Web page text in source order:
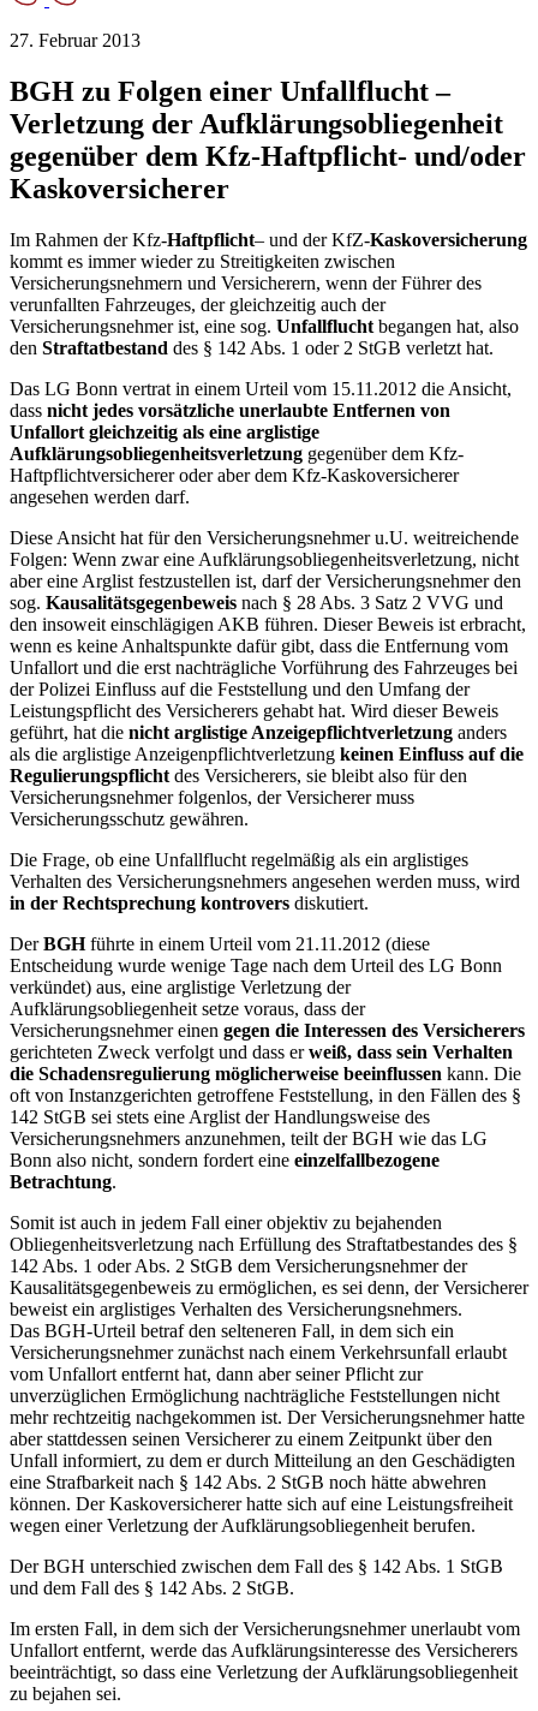
27. Februar 2013
BGH zu Folgen einer Unfallflucht –
Verletzung der Aufklärungsobliegenheit
gegenüber dem Kfz-Haftpflicht- und/oder
Kaskoversicherer
Im Rahmen der Kfz-Haftpflicht– und der KfZ-Kaskoversicherung
kommt es immer wieder zu Streitigkeiten zwischen
Versicherungsnehmern und Versicherern, wenn der Führer des
verunfallten Fahrzeuges, der gleichzeitig auch der
Versicherungsnehmer ist, eine sog. Unfallflucht begangen hat, also
den Straftatbestand des § 142 Abs. 1 oder 2 StGB verletzt hat.
Das LG Bonn vertrat in einem Urteil vom 15.11.2012 die Ansicht,
dass nicht jedes vorsätzliche unerlaubte Entfernen von
Unfallort gleichzeitig als eine arglistige
Aufklärungsobliegenheitsverletzung gegenüber dem Kfz-
Haftpflichtversicherer oder aber dem Kfz-Kaskoversicherer
angesehen werden darf.
Diese Ansicht hat für den Versicherungsnehmer u.U. weitreichende
Folgen: Wenn zwar eine Aufklärungsobliegenheitsverletzung, nicht
aber eine Arglist festzustellen ist, darf der Versicherungsnehmer den
sog. Kausalitätsgegenbeweis nach § 28 Abs. 3 Satz 2 VVG und
den insoweit einschlägigen AKB führen. Dieser Beweis ist erbracht,
wenn es keine Anhaltspunkte dafür gibt, dass die Entfernung vom
Unfallort und die erst nachträgliche Vorführung des Fahrzeuges bei
der Polizei Einfluss auf die Feststellung und den Umfang der
Leistungspflicht des Versicherers gehabt hat. Wird dieser Beweis
geführt, hat die nicht arglistige Anzeigepflichtverletzung anders
als die arglistige Anzeigenpflichtverletzung keinen Einfluss auf die
Regulierungspflicht des Versicherers, sie bleibt also für den
Versicherungsnehmer folgenlos, der Versicherer muss
Versicherungsschutz gewähren.
Die Frage, ob eine Unfallflucht regelmäßig als ein arglistiges
Verhalten des Versicherungsnehmers angesehen werden muss, wird
in der Rechtsprechung kontrovers diskutiert.
DerBGHführte in einem Urteil vom 21.11.2012 (diese
Entscheidung wurde wenige Tage nach dem Urteil des LG Bonn
verkündet) aus, eine arglistige Verletzung der
Aufklärungsobliegenheit setze voraus, dass der
Versicherungsnehmer einen gegen die Interessen des Versicherers
gerichteten Zweck verfolgt und dass erweiß, dass sein Verhalten
die Schadensregulierung möglicherweise beeinflussen kann. Die
oft von Instanzgerichten getroffene Feststellung, in den Fällen des §
142 StGB sei stets eine Arglist der Handlungsweise des
Versicherungsnehmers anzunehmen, teilt der BGH wie das LG
Bonn also nicht, sondern fordert eine einzelfallbezogene
Betrachtung.
Somit ist auch in jedem Fall einer objektiv zu bejahenden
Obliegenheitsverletzung nach Erfüllung des Straftatbestandes des §
142 Abs. 1 oder Abs. 2 StGB dem Versicherungsnehmer der
Kausalitätsgegenbeweis zu ermöglichen, es sei denn, der Versicherer
beweist ein arglistiges Verhalten des Versicherungsnehmers.
Das BGH-Urteil betraf den selteneren Fall, in dem sich ein
Versicherungsnehmer zunächst nach einem Verkehrsunfall erlaubt
vom Unfallort entfernt hat, dann aber seiner Pflicht zur
unverzüglichen Ermöglichung nachträgliche Feststellungen nicht
mehr rechtzeitig nachgekommen ist. Der Versicherungsnehmer hatte
aber stattdessen seinen Versicherer zu einem Zeitpunkt über den
Unfall informiert, zu dem er durch Mitteilung an den Geschädigten
eine Strafbarkeit nach § 142 Abs. 2 StGB noch hätte abwehren
können. Der Kaskoversicherer hatte sich auf eine Leistungsfreiheit
wegen einer Verletzung der Aufklärungsobliegenheit berufen.
Der BGH unterschied zwischen dem Fall des § 142 Abs. 1 StGB
und dem Fall des § 142 Abs. 2 StGB.
Im ersten Fall, in dem sich der Versicherungsnehmer unerlaubt vom
Unfallort entfernt, werde das Aufklärungsinteresse des Versicherers
beeinträchtigt, so dass eine Verletzung der Aufklärungsobliegenheit
zu bejahen sei.